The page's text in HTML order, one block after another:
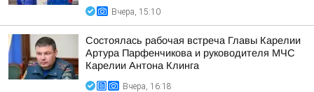
Вчера, 15:10
Состоялась рабочая встреча Главы Карелии
Артура Парфенчикова и руководителя МЧС
Карелии Антона Клинга
Вчера, 16:18